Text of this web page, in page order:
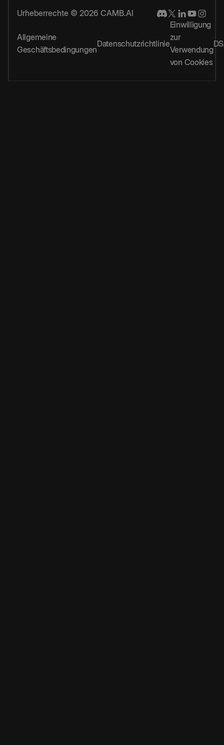
Urheberrechte © 2026 CAMB.AI
Allgemeine
Geschäftsbedingungen
Datenschutzrichtlinie
Einwilligung
zur
Verwendung
von Cookies